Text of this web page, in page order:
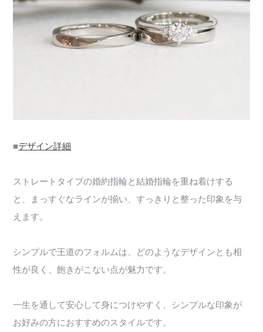
■デザイン詳細
ストレートタイプの婚約指輪と結婚指輪を重ね着けする
と、まっすぐなラインが揃い、すっきりと整った印象を与
えます。
シンプルで王道のフォルムは、どのようなデザインとも相
性が良く、飽きがこない点が魅力です。
一生を通して安心して身につけやすく、シンプルな印象が
お好みの方におすすめのスタイルです。